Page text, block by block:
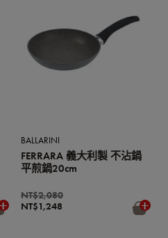
BALLARINI
FERRARA 義大利製 不沾鍋
平煎鍋20cm
NT$1,248
NT$2,080